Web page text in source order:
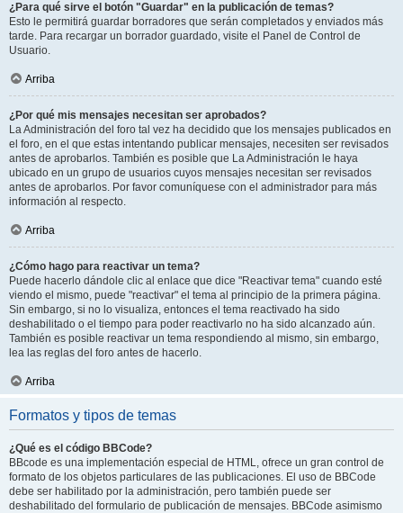
¿Para qué sirve el botón "Guardar" en la publicación de temas?
Esto le permitirá guardar borradores que serán completados y enviados más
tarde. Para recargar un borrador guardado, visite el Panel de Control de
Usuario.
Arriba
¿Por qué mis mensajes necesitan ser aprobados?
La Administración del foro tal vez ha decidido que los mensajes publicados en
el foro, en el que estas intentando publicar mensajes, necesiten ser revisados
antes de aprobarlos. También es posible que La Administración le haya
ubicado en un grupo de usuarios cuyos mensajes necesitan ser revisados
antes de aprobarlos. Por favor comuníquese con el administrador para más
información al respecto.
Arriba
¿Cómo hago para reactivar un tema?
Puede hacerlo dándole clic al enlace que dice "Reactivar tema" cuando esté
viendo el mismo, puede "reactivar" el tema al principio de la primera página.
Sin embargo, si no lo visualiza, entonces el tema reactivado ha sido
deshabilitado o el tiempo para poder reactivarlo no ha sido alcanzado aún.
También es posible reactivar un tema respondiendo al mismo, sin embargo,
lea las reglas del foro antes de hacerlo.
Arriba
Formatos y tipos de temas
¿Qué es el código BBCode?
BBcode es una implementación especial de HTML, ofrece un gran control de
formato de los objetos particulares de las publicaciones. El uso de BBCode
debe ser habilitado por la administración, pero también puede ser
deshabilitado del formulario de publicación de mensajes. BBCode asimismo